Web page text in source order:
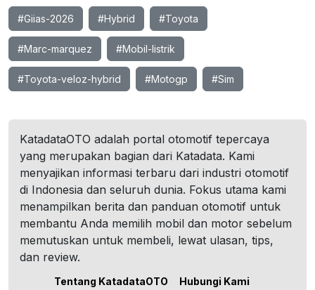
#Giias-2026 #Hybrid #Toyota
#Marc-marquez #Mobil-listrik
#Toyota-veloz-hybrid #Motogp #Sim
KatadataOTO adalah portal otomotif tepercaya
yang merupakan bagian dari Katadata. Kami
menyajikan informasi terbaru dari industri otomotif
di Indonesia dan seluruh dunia. Fokus utama kami
menampilkan berita dan panduan otomotif untuk
membantu Anda memilih mobil dan motor sebelum
memutuskan untuk membeli, lewat ulasan, tips,
dan review.
Tentang KatadataOTO Hubungi Kami